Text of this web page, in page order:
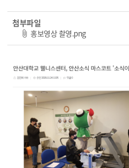
첨부파일
홍보영상 촬영.png파일 다운로드